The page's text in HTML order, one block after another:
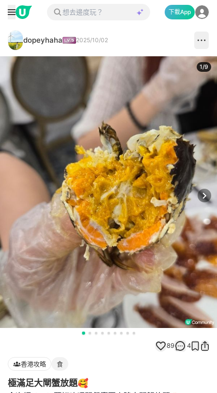
下載App
dopeyhaha 2025/10/02
1/9
89 4
香港攻略 食
極滿足大閘蟹放題🥰